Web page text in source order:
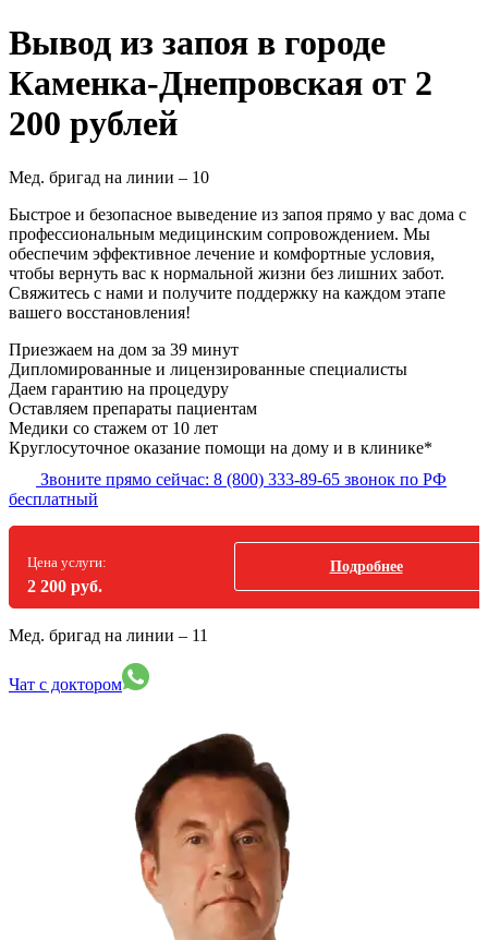
Вывод из запоя в городе
Каменка-Днепровская от 2
200 рублей
Мед. бригад на линии – 10
Быстрое и безопасное выведение из запоя прямо у вас дома с
профессиональным медицинским сопровождением. Мы
обеспечим эффективное лечение и комфортные условия,
чтобы вернуть вас к нормальной жизни без лишних забот.
Свяжитесь с нами и получите поддержку на каждом этапе
вашего восстановления!
Приезжаем на дом за 39 минут
Дипломированные и лицензированные специалисты
Даем гарантию на процедуру
Оставляем препараты пациентам
Медики со стажем от 10 лет
Круглосуточное оказание помощи на дому и в клинике*
Звоните прямо сейчас: 8 (800) 333-89-65 звонок по РФ
бесплатный
Цена услуги:
2 200 руб.
Подробнее
Мед. бригад на линии – 11
Чат с доктором